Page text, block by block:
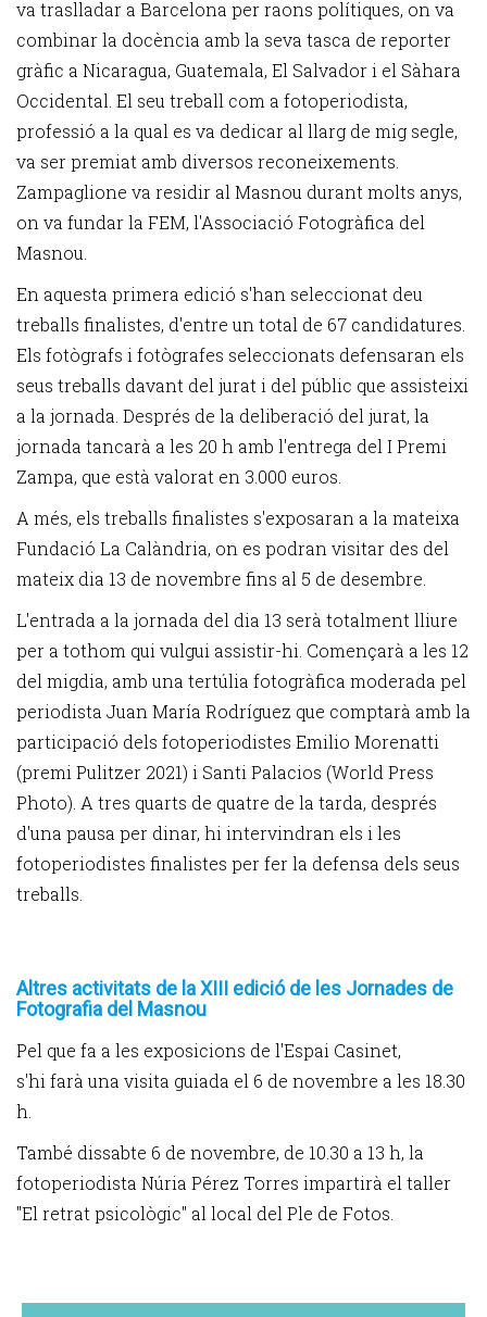
va traslladar a Barcelona per raons polítiques, on va
combinar la docència amb la seva tasca de reporter
gràfic a Nicaragua, Guatemala, El Salvador i el Sàhara
Occidental. El seu treball com a fotoperiodista,
professió a la qual es va dedicar al llarg de mig segle,
va ser premiat amb diversos reconeixements.
Zampaglione va residir al Masnou durant molts anys,
on va fundar la FEM, l'Associació Fotogràfica del
Masnou.
En aquesta primera edició s'han seleccionat deu
treballs finalistes, d'entre un total de 67 candidatures.
Els fotògrafs i fotògrafes seleccionats defensaran els
seus treballs davant del jurat i del públic que assisteixi
a la jornada. Després de la deliberació del jurat, la
jornada tancarà a les 20 h amb l'entrega del I Premi
Zampa, que està valorat en 3.000 euros.
A més, els treballs finalistes s'exposaran a la mateixa
Fundació La Calàndria, on es podran visitar des del
mateix dia 13 de novembre fins al 5 de desembre.
L'entrada a la jornada del dia 13 serà totalment lliure
per a tothom qui vulgui assistir-hi. Començarà a les 12
del migdia, amb una tertúlia fotogràfica moderada pel
periodista Juan María Rodríguez que comptarà amb la
participació dels fotoperiodistes Emilio Morenatti
(premi Pulitzer 2021) i Santi Palacios (World Press
Photo). A tres quarts de quatre de la tarda, després
d'una pausa per dinar, hi intervindran els i les
fotoperiodistes finalistes per fer la defensa dels seus
treballs.
Altres activitats de la XIII edició de les Jornades de
Fotografia del Masnou
Pel que fa a les exposicions de l'Espai Casinet,
s'hi farà una visita guiada el 6 de novembre a les 18.30
h.
També dissabte 6 de novembre, de 10.30 a 13 h, la
fotoperiodista Núria Pérez Torres impartirà el taller
"El retrat psicològic" al local del Ple de Fotos.